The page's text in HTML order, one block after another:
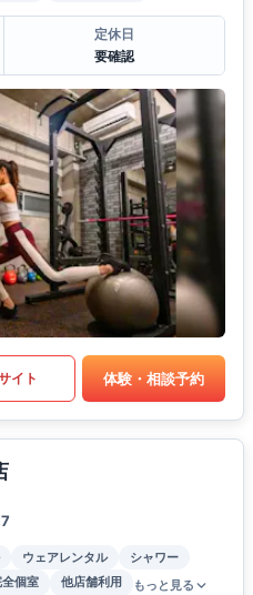
定休日
要確認
イト 体験・相談予約
ウェアレンタル
シャワー
個室 他店舗利用 もっと見る